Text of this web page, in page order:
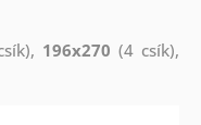
196x270 (4 csík),